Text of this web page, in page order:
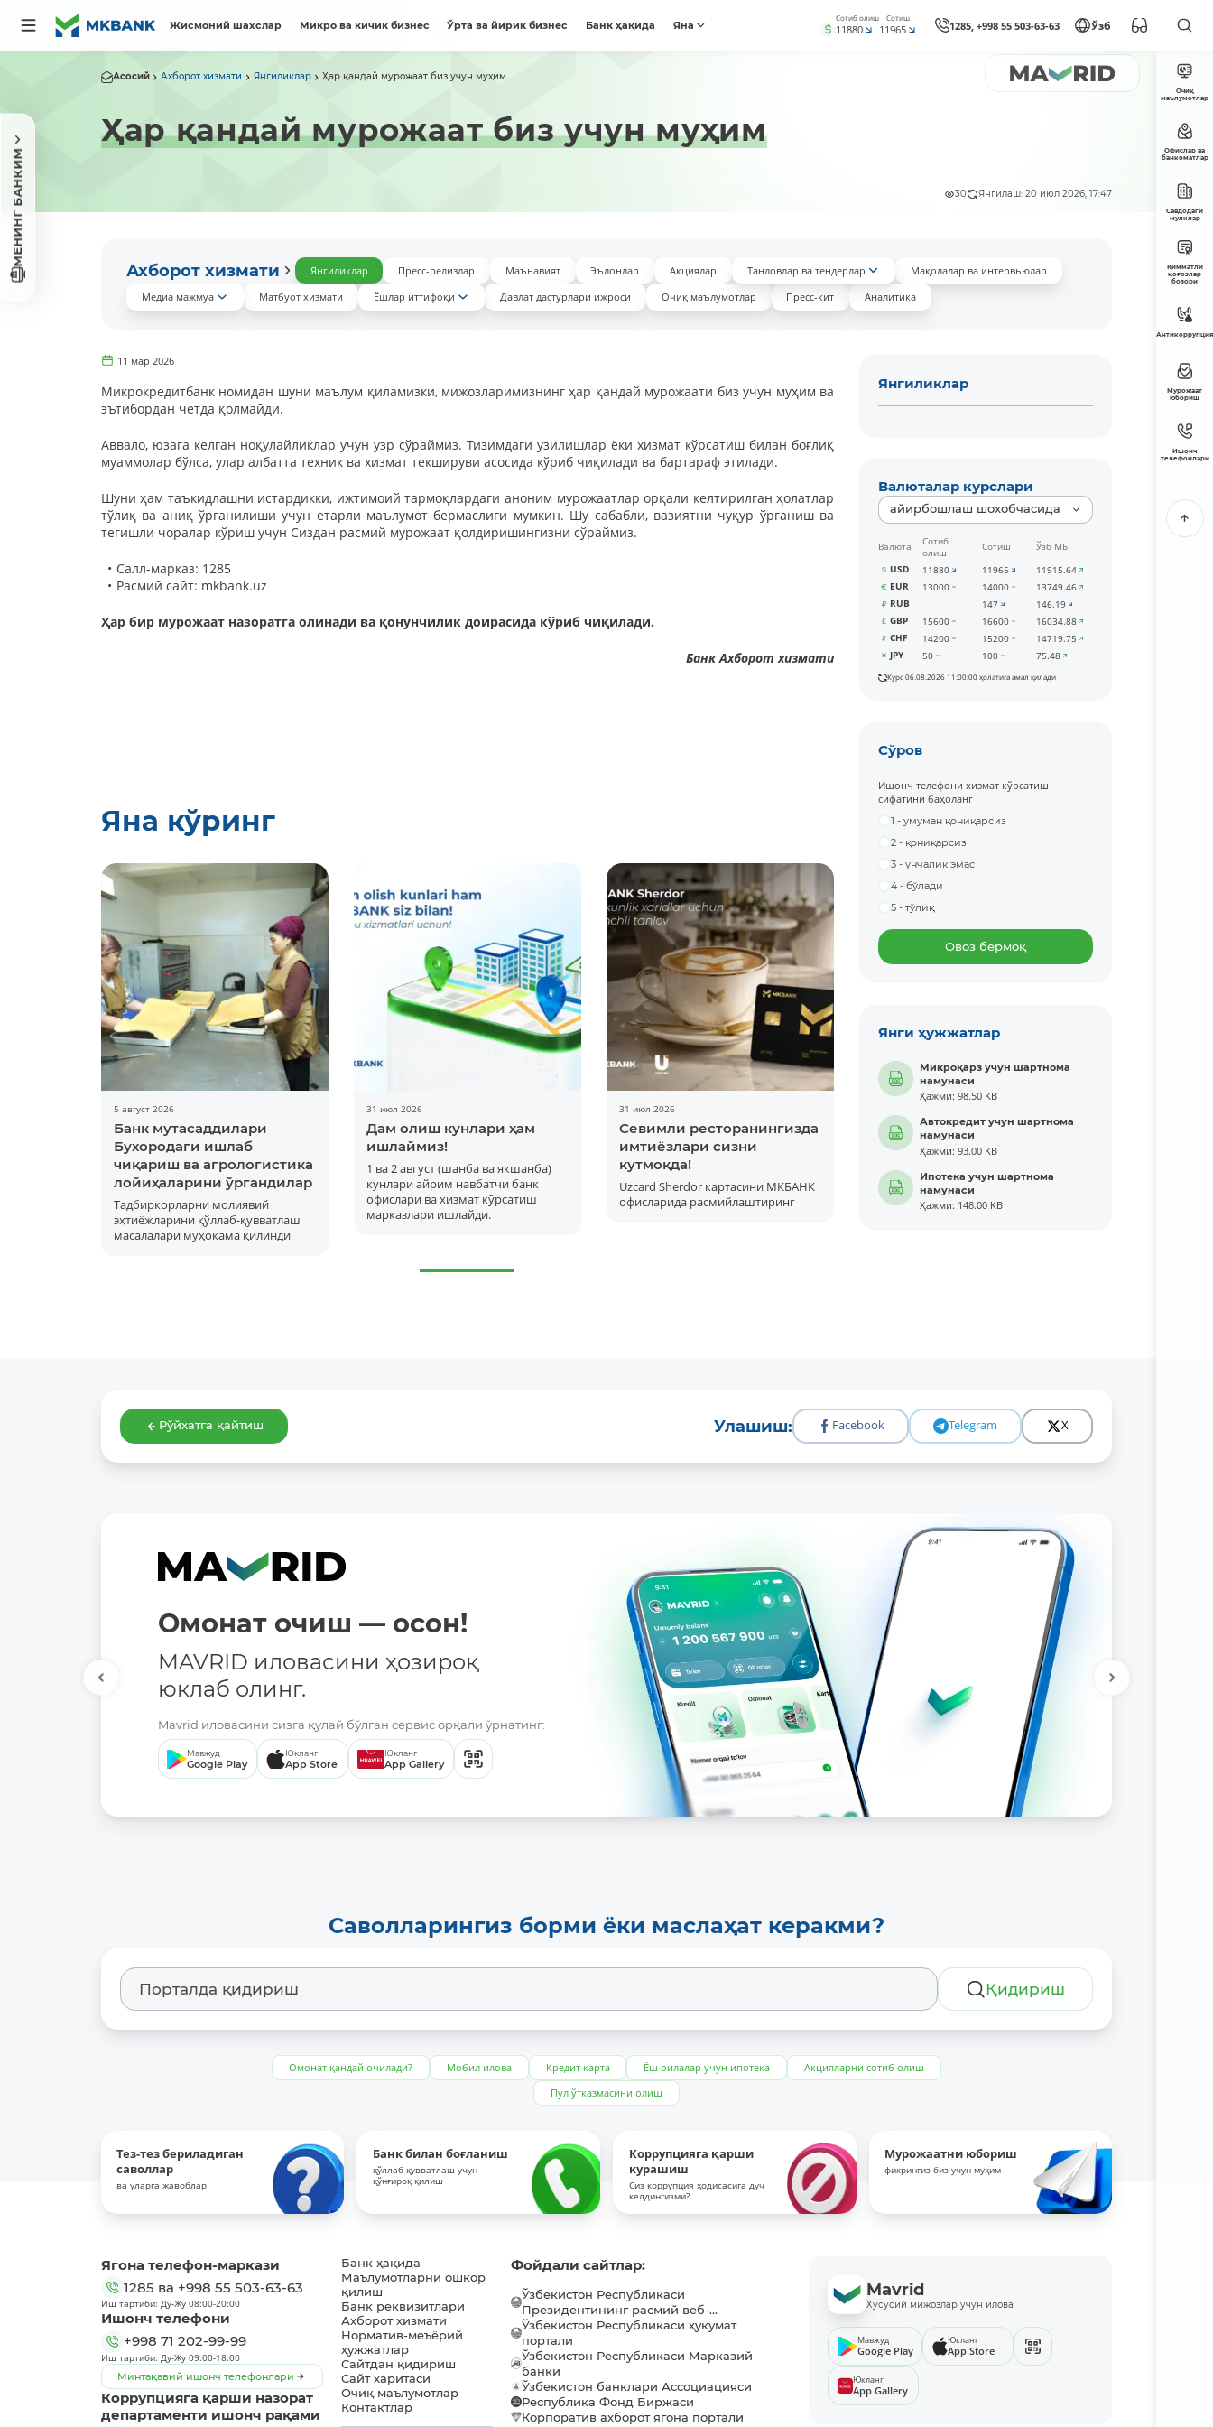
Жисмоний шахслар Микро ва кичик бизнес Ўрта ва йирик бизнес Банк ҳақида Яна
Сотиб олиш
11880
Сотиш
11965 1285, +998 55 503-63-63 Ўзб
МЕНИНГ БАНКИМ
Асосий Ахборот хизмати Янгиликлар Ҳар қандай мурожаат биз учун муҳим
Ҳар қандай мурожаат биз учун муҳим
30 Янгилаш: 20 июл 2026, 17:47
Ахборот хизмати Янгиликлар Пресс-релизлар Маънавият Эълонлар Акциялар Танловлар ва тендерлар
Мақолалар ва интервьюлар
Медиа мажмуа
Матбуот хизмати Ёшлар иттифоқи Давлат дастурлари ижроси Очиқ маълумотлар Пресс-кит Аналитика
11 мар 2026
Микрокредитбанк номидан шуни маълум қиламизки, мижозларимизнинг ҳар қандай мурожаати биз учун муҳим ва
эътибордан четда қолмайди.
Аввало, юзага келган ноқулайликлар учун узр сўраймиз. Тизимдаги узилишлар ёки хизмат кўрсатиш билан боғлиқ
муаммолар бўлса, улар албатта техник ва хизмат текшируви асосида кўриб чиқилади ва бартараф этилади.
Шуни ҳам таъкидлашни истардикки, ижтимоий тармоқлардаги аноним мурожаатлар орқали келтирилган ҳолатлар
тўлиқ ва аниқ ўрганилиши учун етарли маълумот бермаслиги мумкин. Шу сабабли, вазиятни чуқур ўрганиш ва
тегишли чоралар кўриш учун Сиздан расмий мурожаат қолдиришингизни сўраймиз.
Cалл-марказ: 1285
Расмий сайт: mkbank.uz
Ҳар бир мурожаат назоратга олинади ва қонунчилик доирасида кўриб чиқилади.
Банк Ахборот хизмати
Яна кўринг
5 август 2026
Банк мутасаддилари
Бухородаги ишлаб
чиқариш ва агрологистика
лойиҳаларини ўргандилар
Тадбиркорларни молиявий
эҳтиёжларини қўллаб-қувватлаш
масалалари муҳокама қилинди
31 июл 2026
Дам олиш кунлари ҳам
ишлаймиз!
1 ва 2 август (шанба ва якшанба)
кунлари айрим навбатчи банк
офислари ва хизмат кўрсатиш
марказлари ишлайди.
31 июл 2026
Севимли ресторанингизда
имтиёзлари сизни
кутмоқда!
Uzcard Sherdor картасини МКБАНК
офисларида расмийлаштиринг
Янгиликлар
Валюталар курслари
айирбошлаш шохобчасида
Валюта
Сотиб
олиш
Сотиш
Ўзб МБ
USD
11880 11965
11915.64
EUR
13000 14000
13749.46
RUB
147
146.19
GBP
15600 16600
16034.88
CHF
14200 15200
14719.75
JPY
50 100 75.48
Курс 06.08.2026 11:00:00 ҳолатига амал қилади
Сўров
Ишонч телефони хизмат кўрсатиш
сифатини баҳоланг
1 - умуман қониқарсиз
2 - қониқарсиз
3 - унчалик эмас
4 - бўлади
5 - тўлиқ
Овоз бермоқ
Янги ҳужжатлар
Микроқарз учун шартнома
намунаси
Ҳажми: 98.50 KB
Автокредит учун шартнома
намунаси
Ҳажми: 93.00 KB
Ипотека учун шартнома
намунаси
Ҳажми: 148.00 KB
Рўйхатга қайтиш Улашиш: Facebook Telegram X
Омонат очиш — осон!
MAVRID иловасини ҳозироқ
юклаб олинг.
Mavrid иловасини сизга қулай бўлган сервис орқали ўрнатинг:
Мавжуд
Google Play
Юкланг
App Store
Юкланг
App Gallery
Саволларингиз борми ёки маслаҳат керакми?
Қидириш
Омонат қандай очилади? Мобил илова Кредит карта Ёш оилалар учун ипотека
Акцияларни сотиб олиш
Пул ўтказмасини олиш
Тез-тез бериладиган
саволлар
ва уларга жавоблар
Банк билан боғланиш
қўллаб-қувватлаш учун
қўнғироқ қилиш
Коррупцияга қарши
курашиш
Сиз коррупция ҳодисасига дуч
келдингизми?
Мурожаатни юбориш
фикрингиз биз учун муҳим
Очиқ
маълумотлар
Офислар ва
банкоматлар
Савдодаги
мулклар
Қимматли
қоғозлар
бозори
Антикоррупция
Мурожаат
юбориш
Ишонч
телефонлари
Ягона телефон-маркази
1285 ва +998 55 503-63-63
Иш тартиби: Ду-Жу 08:00-20:00
Ишонч телефони
+998 71 202-99-99
Иш тартиби: Ду-Жу 09:00-18:00
Минтақавий ишонч телефонлари
Коррупцияга қарши назорат
департаменти ишонч рақами
Банк ҳақида
Маълумотларни ошкор
қилиш
Банк реквизитлари
Ахборот хизмати
Норматив-меъёрий
ҳужжатлар
Сайтдан қидириш
Сайт харитаси
Очиқ маълумотлар
Контактлар
Фойдали сайтлар:
Ўзбекистон Республикаси
Президентининг расмий веб-...
Ўзбекистон Республикаси ҳукумат
портали
Ўзбекистон Республикаси Марказий
банки
Ўзбекистон банклари Ассоциацияси
Республика Фонд Биржаси
Корпоратив ахборот ягона портали
Mavrid
Хусусий мижозлар учун илова
Мавжуд
Google Play
Юкланг
App Store
Юкланг
App Gallery